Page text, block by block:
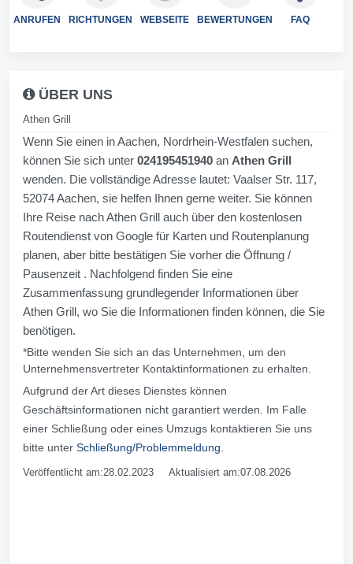
ANRUFEN RICHTUNGEN WEBSEITE BEWERTUNGEN FAQ
ÜBER UNS
Athen Grill
Wenn Sie einen in Aachen, Nordrhein-Westfalen suchen,
können Sie sich unter 024195451940 an Athen Grill
wenden. Die vollständige Adresse lautet: Vaalser Str. 117,
52074 Aachen, sie helfen Ihnen gerne weiter. Sie können
Ihre Reise nach Athen Grill auch über den kostenlosen
Routendienst von Google für Karten und Routenplanung
planen, aber bitte bestätigen Sie vorher die Öffnung /
Pausenzeit . Nachfolgend finden Sie eine
Zusammenfassung grundlegender Informationen über
Athen Grill, wo Sie die Informationen finden können, die Sie
benötigen.
*Bitte wenden Sie sich an das Unternehmen, um den
Unternehmensvertreter Kontaktinformationen zu erhalten.
Aufgrund der Art dieses Dienstes können
Geschäftsinformationen nicht garantiert werden. Im Falle
einer Schließung oder eines Umzugs kontaktieren Sie uns
bitte unter Schließung/Problemmeldung.
Veröffentlicht am:28.02.2023 Aktualisiert am:07.08.2026